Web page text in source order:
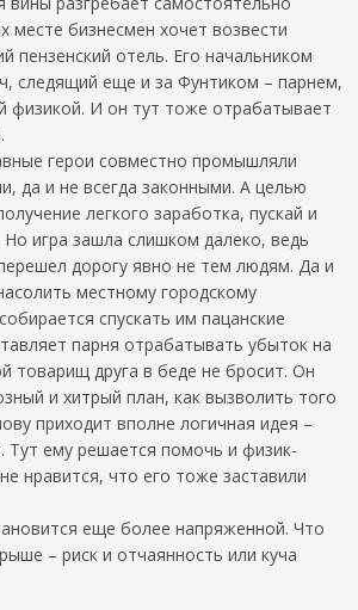
месте бизнесмен хочет возвести
пензенский отель. Его начальником
следящий еще и за Фунтиком – парнем,
физикой. И он тут тоже отрабатывает
герои совместно промышляли
да и не всегда законными. А целью
легкого заработка, пускай и
игра зашла слишком далеко, ведь
дорогу явно не тем людям. Да и
местному городскому
спускать им пацанские
парня отрабатывать убыток на
товарищ друга в беде не бросит. Он
и хитрый план, как вызволить того
приходит вполне логичная идея –
Тут ему решается помочь и физик-
нравится, что его тоже заставили
еще более напряженной. Что
– риск и отчаянность или куча